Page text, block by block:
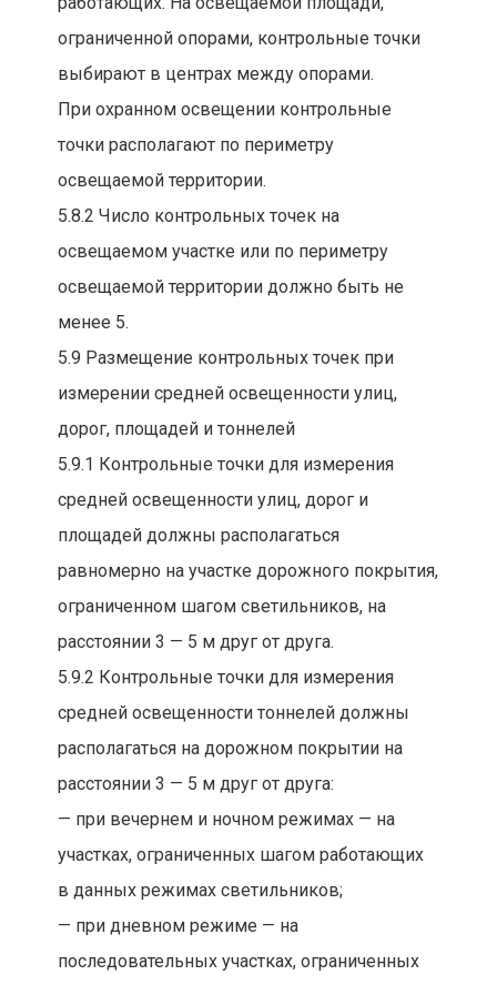
ограниченной опорами, контрольные точки
выбирают в центрах между опорами.
При охранном освещении контрольные
точки располагают по периметру
освещаемой территории.
5.8.2 Число контрольных точек на
освещаемом участке или по периметру
освещаемой территории должно быть не
менее 5.
5.9 Размещение контрольных точек при
измерении средней освещенности улиц,
дорог, площадей и тоннелей
5.9.1 Контрольные точки для измерения
средней освещенности улиц, дорог и
площадей должны располагаться
равномерно на участке дорожного покрытия,
ограниченном шагом светильников, на
расстоянии 3 — 5 м друг от друга.
5.9.2 Контрольные точки для измерения
средней освещенности тоннелей должны
располагаться на дорожном покрытии на
расстоянии 3 — 5 м друг от друга:
— при вечернем и ночном режимах — на
участках, ограниченных шагом работающих
в данных режимах светильников;
— при дневном режиме — на
последовательных участках, ограниченных